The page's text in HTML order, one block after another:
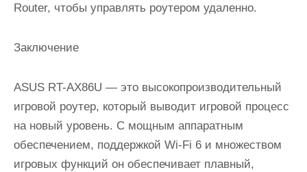
Router, чтобы управлять роутером удаленно.
Заключение
ASUS RT-AX86U — это высокопроизводительный
игровой роутер, который выводит игровой процесс
на новый уровень. С мощным аппаратным
обеспечением, поддержкой Wi-Fi 6 и множеством
игровых функций он обеспечивает плавный,